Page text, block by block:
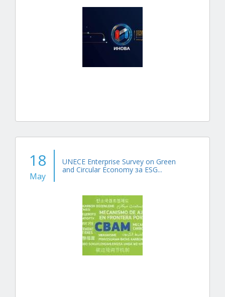
18
May
UNECE Enterprise Survey on Green
and Circular Economy за ESG...